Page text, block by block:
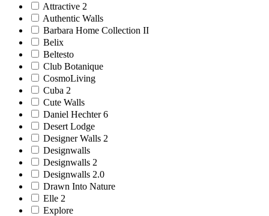
Attractive 2
Authentic Walls
Barbara Home Collection II
Belix
Beltesto
Club Botanique
CosmoLiving
Cuba 2
Cute Walls
Daniel Hechter 6
Desert Lodge
Designer Walls 2
Designwalls
Designwalls 2
Designwalls 2.0
Drawn Into Nature
Elle 2
Explore